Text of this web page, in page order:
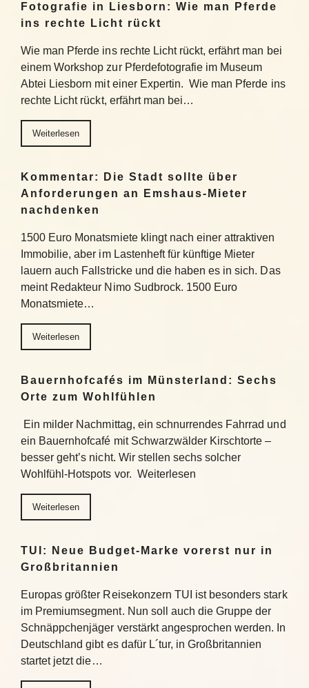
Fotografie in Liesborn: Wie man Pferde
ins rechte Licht rückt
Wie man Pferde ins rechte Licht rückt, erfährt man bei
einem Workshop zur Pferdefotografie im Museum
Abtei Liesborn mit einer Expertin. Wie man Pferde ins
rechte Licht rückt, erfährt man bei…
Weiterlesen
Kommentar: Die Stadt sollte über
Anforderungen an Emshaus-Mieter
nachdenken
1500 Euro Monatsmiete klingt nach einer attraktiven
Immobilie, aber im Lastenheft für künftige Mieter
lauern auch Fallstricke und die haben es in sich. Das
meint Redakteur Nimo Sudbrock. 1500 Euro
Monatsmiete…
Weiterlesen
Bauernhofcafés im Münsterland: Sechs
Orte zum Wohlfühlen
Ein milder Nachmittag, ein schnurrendes Fahrrad und
ein Bauernhofcafé mit Schwarzwälder Kirschtorte –
besser geht’s nicht. Wir stellen sechs solcher
Wohlfühl-Hotspots vor. Weiterlesen
Weiterlesen
TUI: Neue Budget-Marke vorerst nur in
Großbritannien
Europas größter Reisekonzern TUI ist besonders stark
im Premiumsegment. Nun soll auch die Gruppe der
Schnäppchenjäger verstärkt angesprochen werden. In
Deutschland gibt es dafür L´tur, in Großbritannien
startet jetzt die…